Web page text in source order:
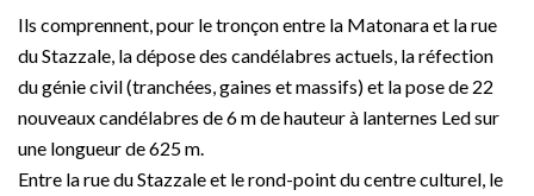
Ils comprennent, pour le tronçon entre la Matonara et la rue
du Stazzale, la dépose des candélabres actuels, la réfection
du génie civil (tranchées, gaines et massifs) et la pose de 22
nouveaux candélabres de 6 m de hauteur à lanternes Led sur
une longueur de 625 m.
Entre la rue du Stazzale et le rond-point du centre culturel, le